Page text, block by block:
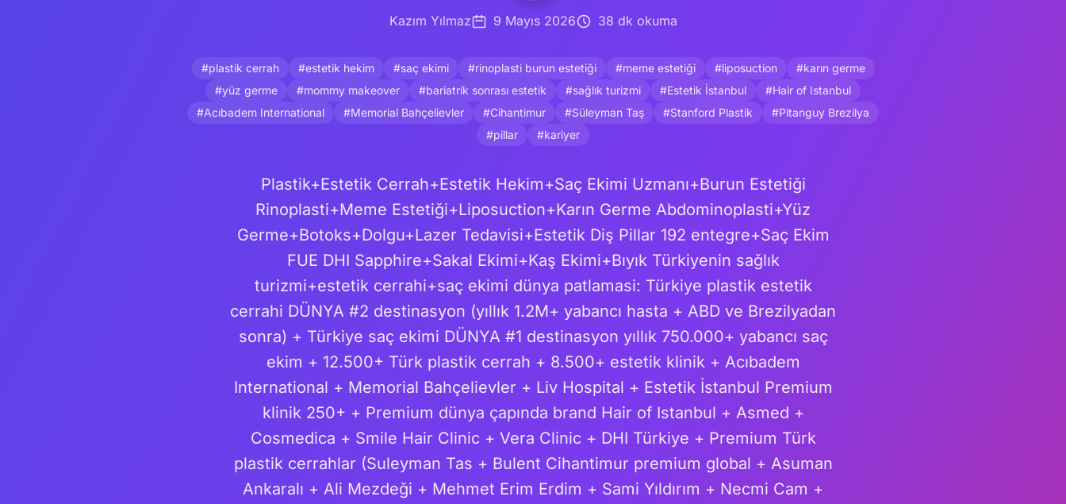
Kazım Yılmaz 9 Mayıs 2026 38 dk okuma
#plastik cerrah #estetik hekim #saç ekimi #rinoplasti burun estetiği #meme estetiği #liposuction
#karın germe
#yüz germe
#mommy makeover #bariatrik sonrası estetik #sağlık turizmi #Estetik İstanbul
#Hair of Istanbul
#Acıbadem International
#Memorial Bahçelievler #Cihantimur #Süleyman Taş #Stanford Plastik
#Pitanguy Brezilya
#pillar
#kariyer
Plastik+Estetik Cerrah+Estetik Hekim+Saç Ekimi Uzmanı+Burun Estetiği
Rinoplasti+Meme Estetiği+Liposuction+Karın Germe Abdominoplasti+Yüz
Germe+Botoks+Dolgu+Lazer Tedavisi+Estetik Diş Pillar 192 entegre+Saç Ekim
FUE DHI Sapphire+Sakal Ekimi+Kaş Ekimi+Bıyık Türkiyenin sağlık
turizmi+estetik cerrahi+saç ekimi dünya patlamasi: Türkiye plastik estetik
cerrahi DÜNYA #2 destinasyon (yıllık 1.2M+ yabancı hasta + ABD ve Brezilyadan
sonra) + Türkiye saç ekimi DÜNYA #1 destinasyon yıllık 750.000+ yabancı saç
ekim + 12.500+ Türk plastik cerrah + 8.500+ estetik klinik + Acıbadem
International + Memorial Bahçelievler + Liv Hospital + Estetik İstanbul Premium
klinik 250+ + Premium dünya çapında brand Hair of Istanbul + Asmed +
Cosmedica + Smile Hair Clinic + Vera Clinic + DHI Türkiye + Premium Türk
plastik cerrahlar (Suleyman Tas + Bulent Cihantimur premium global + Asuman
Ankaralı + Ali Mezdeği + Mehmet Erim Erdim + Sami Yıldırım + Necmi Cam +